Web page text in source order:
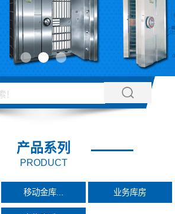
产品系列
PRODUCT
移动金库... 业务库房